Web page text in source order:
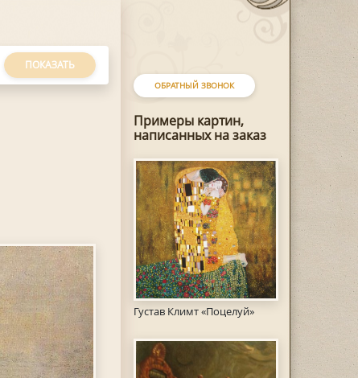
ОБРАТНЫЙ ЗВОНОК
Примеры картин,
написанных на заказ
Густав Климт «Поцелуй»
ПОКАЗАТЬ